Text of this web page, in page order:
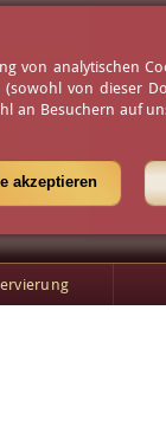
von
von dieser
Besuchern auf
akzeptieren